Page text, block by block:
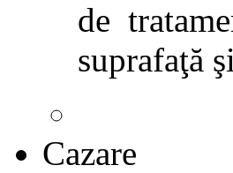
de
suprafaţă
Cazare